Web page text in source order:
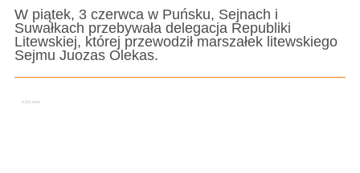
W piątek, 3 czerwca w Puńsku, Sejnach i
Suwałkach przebywała delegacja Republiki
Litewskiej, której przewodził marszałek litewskiego
Sejmu Juozas Olekas.